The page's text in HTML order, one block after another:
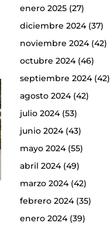
enero 2025(27)
diciembre 2024(37)
noviembre 2024(42)
octubre 2024(46)
septiembre 2024(42)
agosto 2024(42)
julio 2024(53)
junio 2024(43)
mayo 2024(55)
abril 2024(49)
marzo 2024(42)
febrero 2024(35)
enero 2024(39)